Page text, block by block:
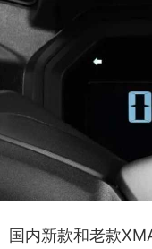
国内新款和老款